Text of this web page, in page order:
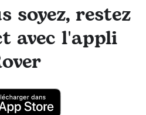
soyez, restez
avec l'appli